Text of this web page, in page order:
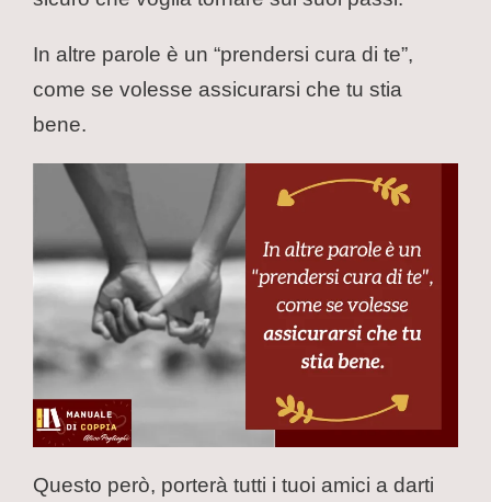
In altre parole è un “prendersi cura di te”,
come se volesse assicurarsi che tu stia
bene.
Questo però, porterà tutti i tuoi amici a darti